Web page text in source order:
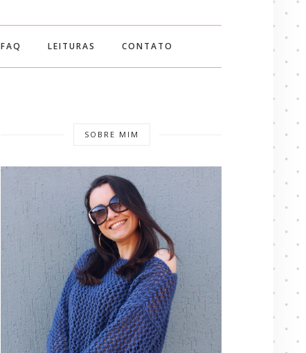
FAQ LEITURAS CONTATO
SOBRE MIM